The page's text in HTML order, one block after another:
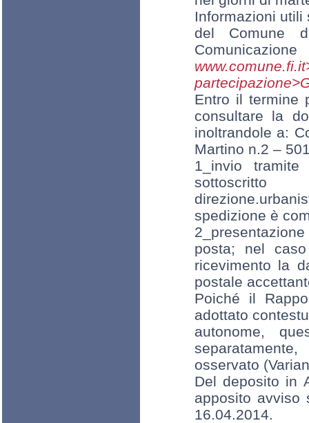
Informazioni
del Comune
Entro il termine
consultare la
inoltrandole a:
Martino n.2 –
1_invio
spedizione è
posta; nel
ricevimento la
postale
Poiché il
adottato
autonome,
osservato
Del deposito in
apposito avviso
16.04.2014.